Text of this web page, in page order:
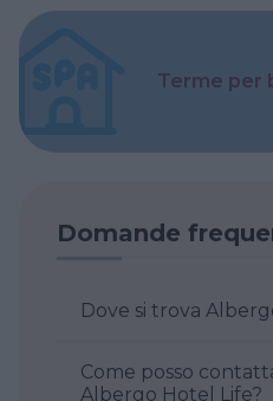
Terme per
Domande
Dove si trova
Come posso
Albergo Hotel Life?